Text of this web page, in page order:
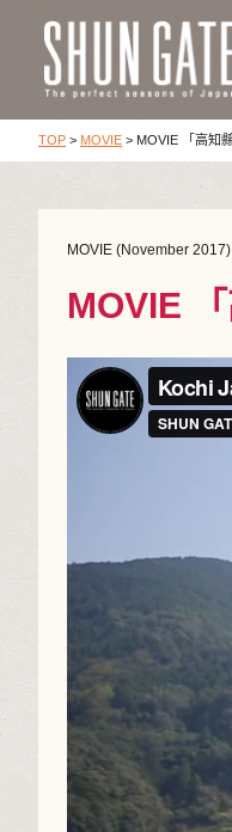
TOP > MOVIE > MOVIE 「高知縣
MOVIE (November 2017)
MOVIE 「